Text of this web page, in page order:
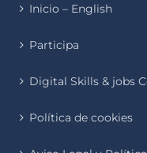
Inicio – English
Participa
Digital Skills & jobs
Política de cookies